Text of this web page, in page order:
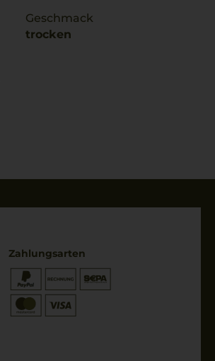
Geschmack
trocken
Zahlungsarten